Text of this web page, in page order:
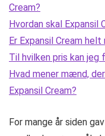
Cream?
Hvordan skal Expansil
Er Expansil Cream
Til hvilken pris kan jeg
Hvad mener mænd,
Expansil Cream?
For mange år siden